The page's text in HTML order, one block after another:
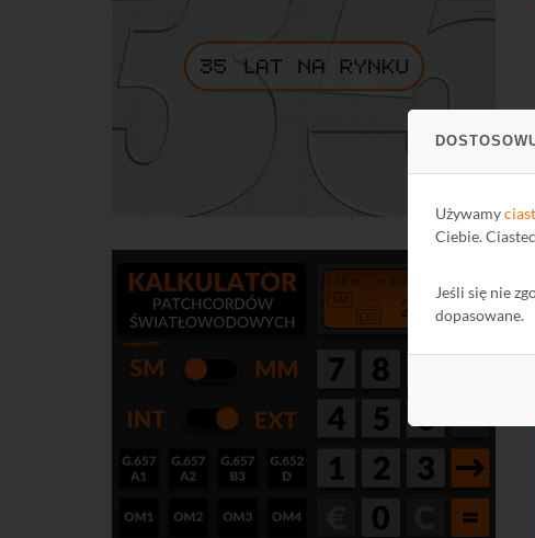
Używamy
Ciebie.
Jeśli się nie
dopasowane.